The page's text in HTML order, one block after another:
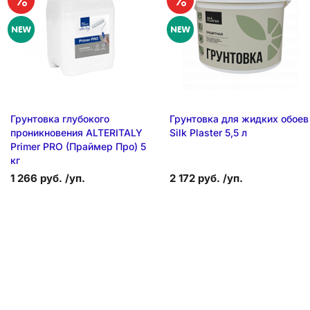
Грунтовка глубокого
проникновения ALTERITALY
Primer PRO (Праймер Про) 5
кг
1 266 руб. /уп.
Грунтовка для жидких обоев
Silk Plaster 5,5 л
2 172 руб. /уп.